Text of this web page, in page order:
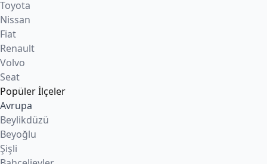
Toyota
Nissan
Fiat
Renault
Volvo
Seat
Popüler İlçeler
Avrupa
Beylikdüzü
Beyoğlu
Şişli